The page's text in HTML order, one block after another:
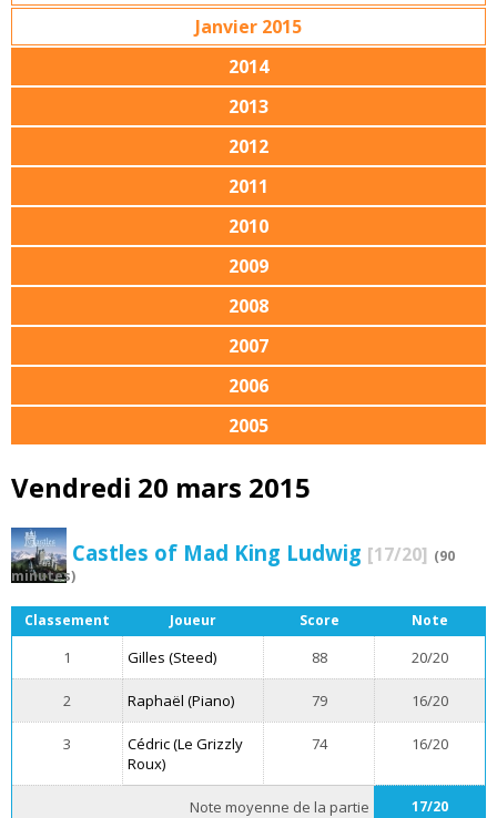
Janvier 2015
2014
2013
2012
2011
2010
2009
2008
2007
2006
2005
Vendredi 20 mars 2015
Castles of Mad King Ludwig [17/20] (90
minutes)
Classement Joueur Score Note
1 Gilles (Steed) 88 20/20
2 Raphaël (Piano) 79 16/20
3
Cédric (Le Grizzly
Roux)
74 16/20
Note moyenne de la partie 17/20